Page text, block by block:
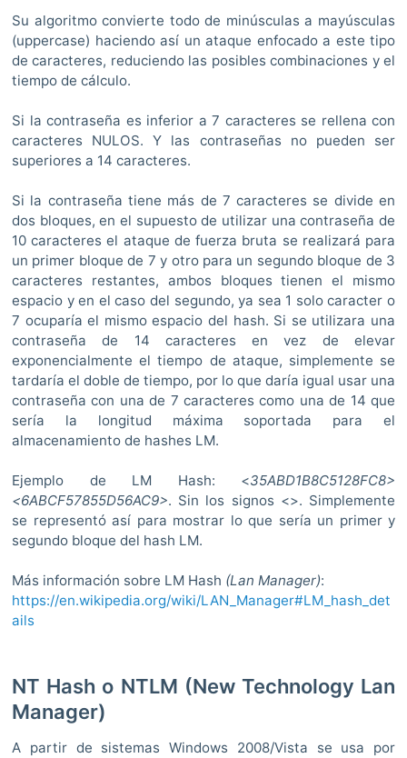
Su algoritmo convierte todo de minúsculas a mayúsculas
(uppercase) haciendo así un ataque enfocado a este tipo
de caracteres, reduciendo las posibles combinaciones y el
tiempo de cálculo.
Si la contraseña es inferior a 7 caracteres se rellena con
caracteres NULOS. Y las contraseñas no pueden ser
superiores a 14 caracteres.
Si la contraseña tiene más de 7 caracteres se divide en
dos bloques, en el supuesto de utilizar una contraseña de
10 caracteres el ataque de fuerza bruta se realizará para
un primer bloque de 7 y otro para un segundo bloque de 3
caracteres restantes, ambos bloques tienen el mismo
espacio y en el caso del segundo, ya sea 1 solo caracter o
7 ocuparía el mismo espacio del hash. Si se utilizara una
contraseña de 14 caracteres en vez de elevar
exponencialmente el tiempo de ataque, simplemente se
tardaría el doble de tiempo, por lo que daría igual usar una
contraseña con una de 7 caracteres como una de 14 que
sería la longitud máxima soportada para el
almacenamiento de hashes LM.
Ejemplo de LM Hash: <35ABD1B8C5128FC8>
<6ABCF57855D56AC9>. Sin los signos <>. Simplemente
se representó así para mostrar lo que sería un primer y
segundo bloque del hash LM.
Más información sobre LM Hash (Lan Manager):
https://en.wikipedia.org/wiki/LAN_Manager#LM_hash_det
ails
NT Hash o NTLM (New Technology Lan
Manager)
A partir de sistemas Windows 2008/Vista se usa por